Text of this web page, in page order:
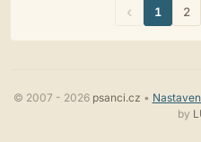
‹ 1 2
© 2007 - 2026 psanci.cz •
by